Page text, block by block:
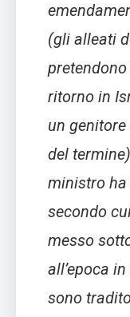
(gli alleati
ritorno in
un
del
ministro
secondo
messo
all’epoca
sono